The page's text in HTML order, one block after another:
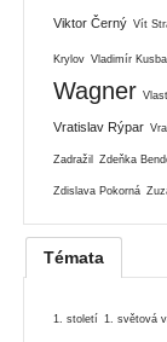
Viktor Černý Vít
Krylov Vladimír
Wagner
Vratislav Rýpar
Zadražil Zdeňka
Zdislava Pokorná
Témata
1. století 1. světová